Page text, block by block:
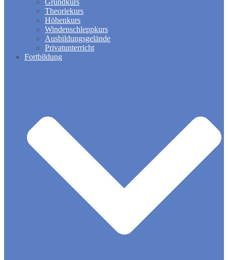
Grundkurs
Theoriekurs
Höhenkurs
Windenschleppkurs
Ausbildungsgelände
Privatunterricht
Fortbildung